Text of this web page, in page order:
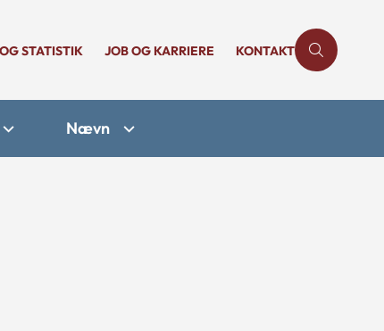
STATISTIK JOB OG KARRIERE KONTAKT
Nævn